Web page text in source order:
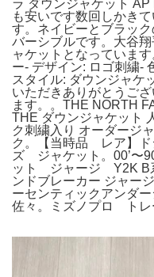
ラ ダウンジャケット
も安いです数回しかき
す。ネイビーとブラッ
バーシブルです。大谷
ャケットとなっていま
ー- デザイン: ロゴ刺繍-
スタイル: ダウンジャケ
いただきありがとうご
ます。。THE NORTH
THE ダウンジャケット
ク刺繍入り オーダージ
ク。【当時品 レア】
ズ ジャケット。00’〜
ット ジャージ Y2K B
ンドブレーカー ジャー
ーセンティックアンダ
佐々。ミズノプロ トレ